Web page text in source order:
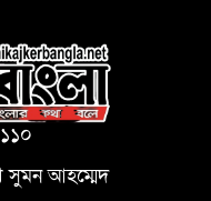
১১০
সুমন আহম্মেদ